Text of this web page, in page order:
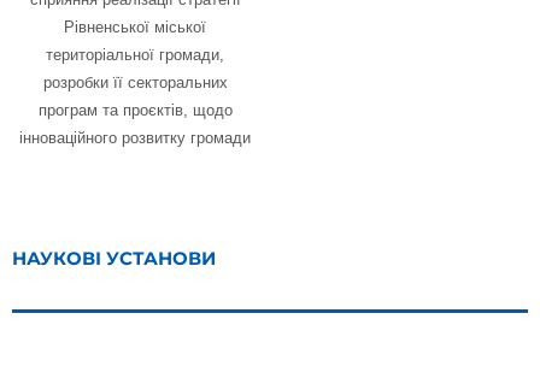
Рівненської міської
територіальної громади,
розробки її секторальних
програм та проєктів, щодо
інноваційного розвитку громади
НАУКОВІ УСТАНОВИ